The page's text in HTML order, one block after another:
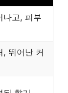
나고, 피부
, 뛰어난 커